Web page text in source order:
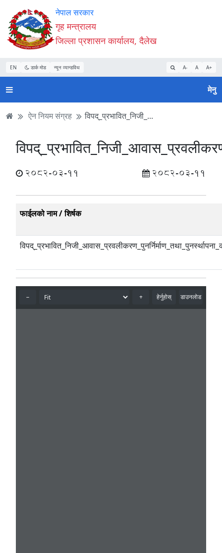
Accessibility
Mode
सुरु
गर्नुहोस्
सामाग्री
पढ्नुहाेस्
नेभिगेसन
पढ्नुहाेस्
वेबसाइट
खोजमा
जानुहोस्
नेपाल सरकार
गृह मन्त्रालय
जिल्ला प्रशासन कार्यालय, दैलेख
EN डार्क मोड न्यून व्यान्डविथ A- A A+
मेनु
ऐन नियम संग्रह विपद्_प्रभावित_निजी_...
2082-03-11 2082-03-11
फाईलको नाम / शिर्षक